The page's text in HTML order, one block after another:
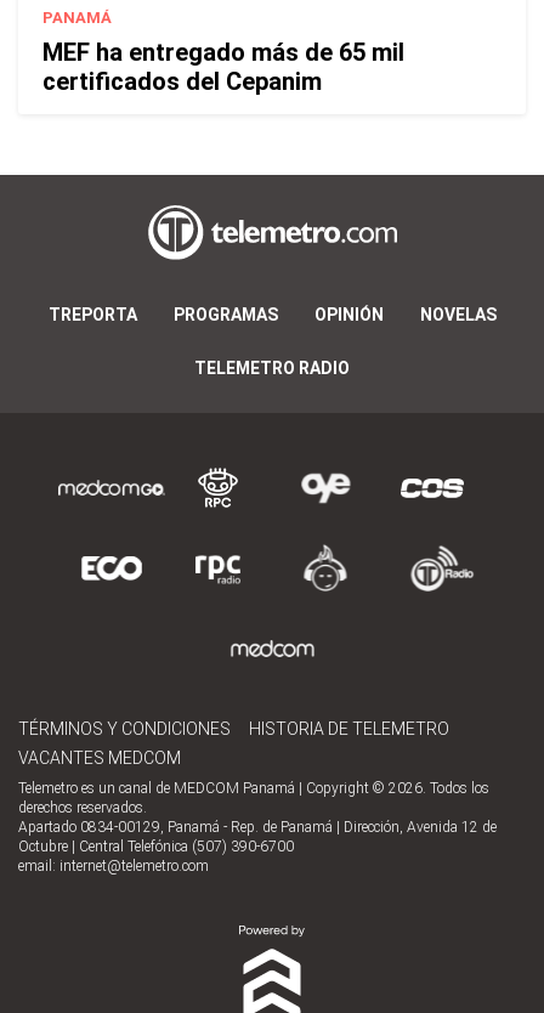
PANAMÁ
MEF ha entregado más de 65 mil
certificados del Cepanim
TREPORTA PROGRAMAS OPINIÓN NOVELAS
TELEMETRO RADIO
TÉRMINOS Y CONDICIONES
HISTORIA DE TELEMETRO
VACANTES MEDCOM
Telemetro es un canal de MEDCOM Panamá | Copyright © 2026. Todos los
derechos reservados.
Apartado 0834-00129, Panamá - Rep. de Panamá | Dirección, Avenida 12 de
Octubre | Central Telefónica (507) 390-6700
email: internet@telemetro.com